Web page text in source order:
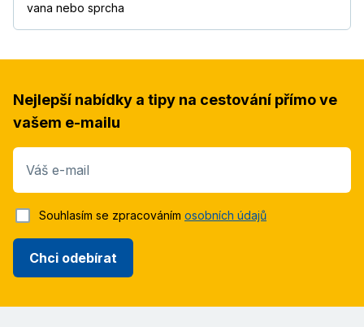
vana nebo sprcha
Nejlepší nabídky a tipy na cestování přímo ve
vašem e-mailu
Váš e-mail
Chci odebírat
Souhlasím se zpracováním osobních údajů